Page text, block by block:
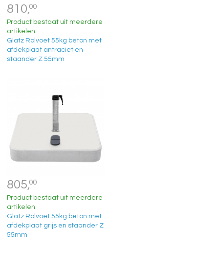
810,00
Product bestaat uit meerdere
artikelen
Glatz Rolvoet 55kg beton met
afdekplaat antraciet en
staander Z 55mm
805,00
Product bestaat uit meerdere
artikelen
Glatz Rolvoet 55kg beton met
afdekplaat grijs en staander Z
55mm